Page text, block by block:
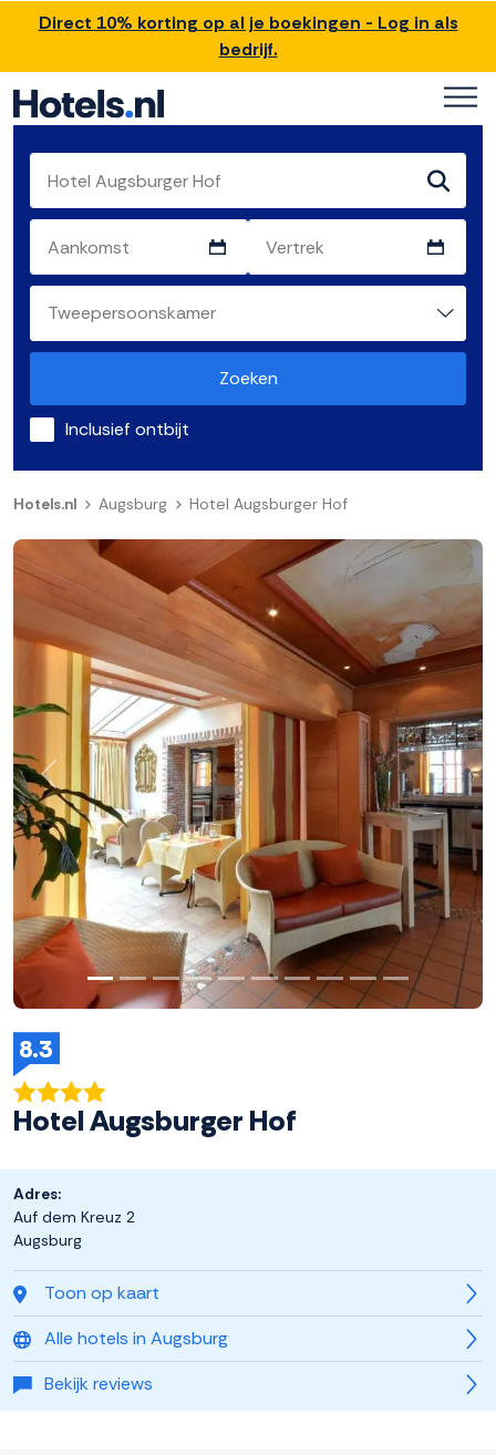
Direct 10% korting op al je boekingen - Log in als
bedrijf.
Zoeken
Inclusief ontbijt
Hotels.nl Augsburg Hotel Augsburger Hof
8.3
Hotel Augsburger Hof
Toon op kaart
Alle hotels in Augsburg
Bekijk reviews
Adres:
Auf dem Kreuz 2
Augsburg